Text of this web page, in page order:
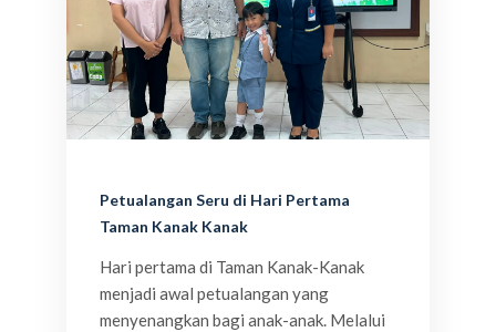
Petualangan Seru di Hari Pertama
Taman Kanak Kanak
Hari pertama di Taman Kanak-Kanak
menjadi awal petualangan yang
menyenangkan bagi anak-anak. Melalui